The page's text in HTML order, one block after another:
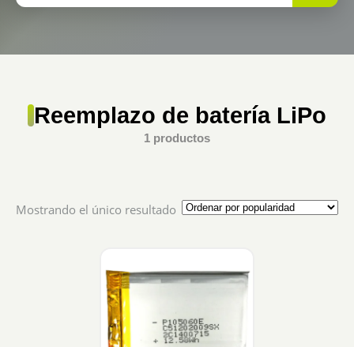
Reemplazo de batería LiPo
1 productos
Mostrando el único resultado